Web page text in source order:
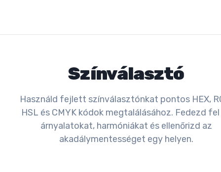
Színválasztó
Használd fejlett színválasztónkat pontos HEX,
HSL és CMYK kódok megtalálásához. Fedezd
árnyalatokat, harmóniákat és ellenőrizd az
akadálymentességet egy helyen.